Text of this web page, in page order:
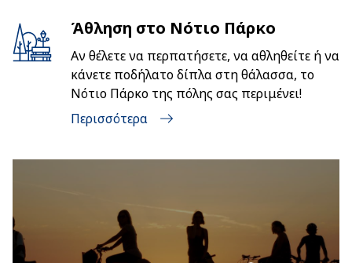
Άθληση στο Νότιο Πάρκο
Αν θέλετε να περπατήσετε, να αθληθείτε ή να
κάνετε ποδήλατο δίπλα στη θάλασσα, το
Νότιο Πάρκο της πόλης σας περιμένει!
Περισσότερα